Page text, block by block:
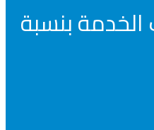
بنسبة